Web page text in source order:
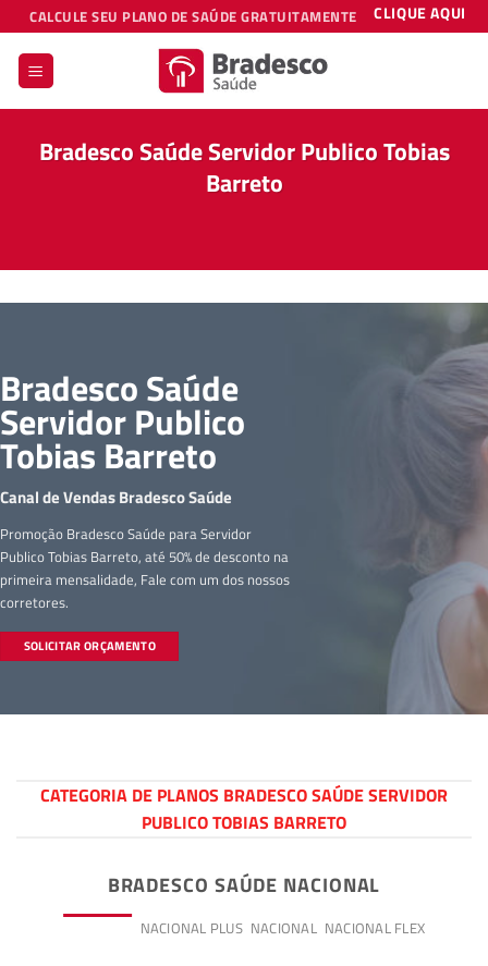
Skip
to
content
CALCULE SEU PLANO DE SAÚDE GRATUITAMENTE CLIQUE AQUI
Bradesco Saúde Servidor Publico Tobias
Barreto
Bradesco Saúde
Servidor Publico
Tobias Barreto
Canal de Vendas Bradesco Saúde
Promoção Bradesco Saúde para Servidor
Publico Tobias Barreto, até 50% de desconto na
primeira mensalidade, Fale com um dos nossos
corretores.
SOLICITAR ORÇAMENTO
CATEGORIA DE PLANOS BRADESCO SAÚDE SERVIDOR
PUBLICO TOBIAS BARRETO
BRADESCO SAÚDE NACIONAL
NACIONAL PLUS NACIONAL NACIONAL FLEX